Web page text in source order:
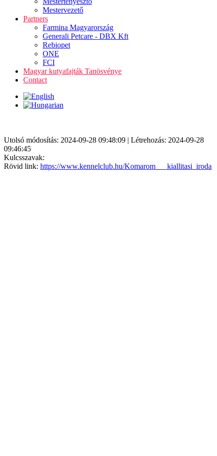
Mestervezető
Partners
Farmina Magyarország
Generali Petcare - DBX Kft
Rebiopet
ONE
FCI
Magyar kutyafajták Tanösvénye
Contact
Utolsó módosítás: 2024-09-28 09:48:09 | Létrehozás: 2024-09-28
09:46:45
Kulcsszavak:
Rövid link: https://www.kennelclub.hu/Komarom___kiallitasi_iroda